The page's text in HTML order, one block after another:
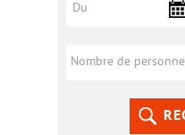
{urn:schemas-
XsltArgumentList